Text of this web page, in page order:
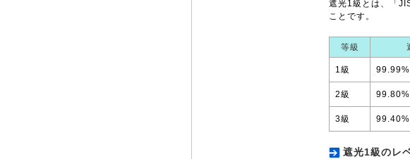
遮光1級とは、「
ことです。
等級
1級
2級
3級
遮光1級のレ